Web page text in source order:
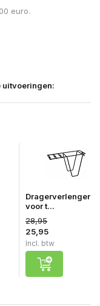
euro.
uitvoeringen:
Dragerverlenger
voor t...
28,95
25,95
Incl. btw